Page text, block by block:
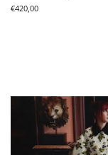
Normale
€420,00